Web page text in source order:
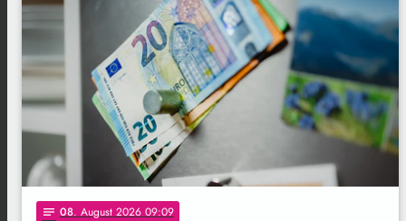
notes 08. August 2026 09:09